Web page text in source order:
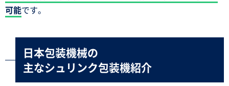
可能です。
日本包装機械の
主なシュリンク包装機紹介